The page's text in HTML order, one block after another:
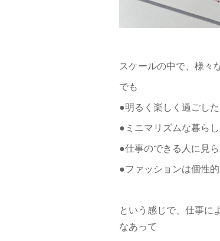
スケールの中で、様々
でも
●明るく楽しく過ごし
●ミニマリズムな暮ら
●仕事のできる人に見
●ファッションは個性
という感じで、仕事に
なあって